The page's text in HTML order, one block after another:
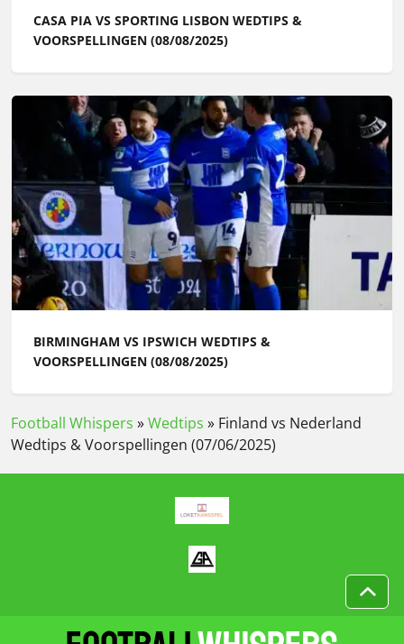
CASA PIA VS SPORTING LISBON WEDTIPS &
VOORSPELLINGEN (08/08/2025)
BIRMINGHAM VS IPSWICH WEDTIPS &
VOORSPELLINGEN (08/08/2025)
Football Whispers »Wedtips » Finland vs Nederland
Wedtips & Voorspellingen (07/06/2025)